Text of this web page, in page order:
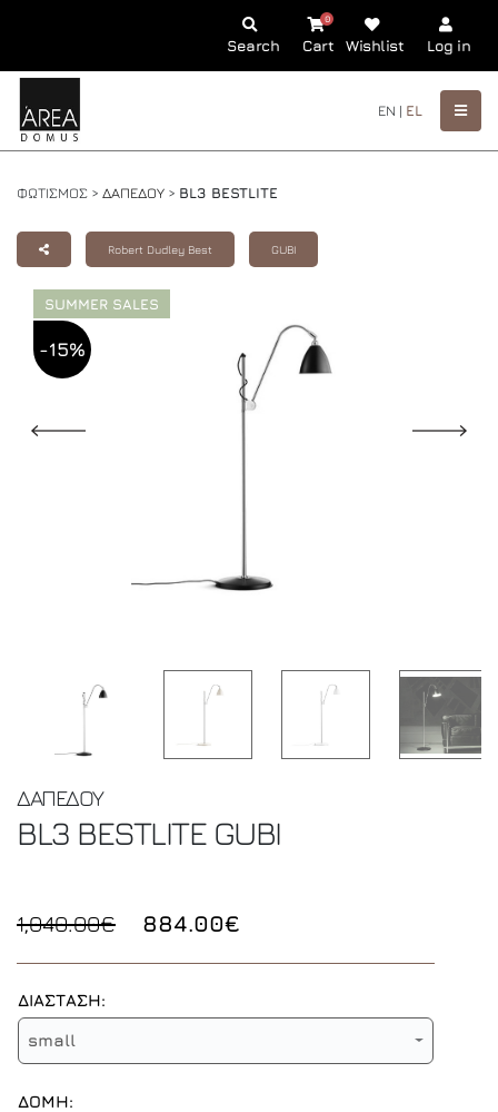
Search Cart
0
Wishlist Log in
EN | EL
ΦΩΤΙΣΜΟΣ > ΔΑΠΕΔΟΥ > BL3 BESTLITE
Robert Dudley Best GUBI
SUMMER SALES
-15%
ΔΑΠΕΔΟΥ
BL3 BESTLITE GUBI
1,040.00€ 884.00€
ΔΙΑΣΤΑΣΗ:
small
ΔΟΜΗ: